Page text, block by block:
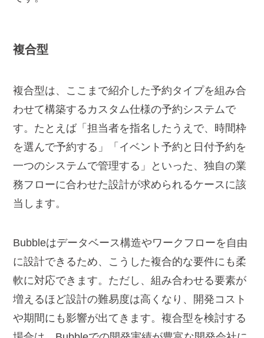
複合型
複合型は、ここまで紹介した予約タイプを組み合
わせて構築するカスタム仕様の予約システムで
す。たとえば「担当者を指名したうえで、時間枠
を選んで予約する」「イベント予約と日付予約を
一つのシステムで管理する」といった、独自の業
務フローに合わせた設計が求められるケースに該
当します。
Bubbleはデータベース構造やワークフローを自由
に設計できるため、こうした複合的な要件にも柔
軟に対応できます。ただし、組み合わせる要素が
増えるほど設計の難易度は高くなり、開発コスト
や期間にも影響が出てきます。複合型を検討する